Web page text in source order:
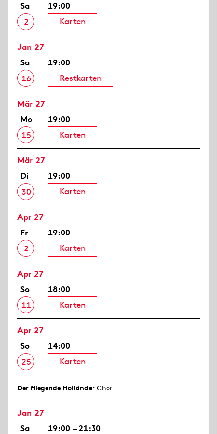
Sa
2
19:00
Karten
Jan 27
Sa
16
19:00
Restkarten
Mär 27
Mo
15
19:00
Karten
Mär 27
Di
30
19:00
Karten
Apr 27
Fr
2
19:00
Karten
Apr 27
So
11
18:00
Karten
Apr 27
So
25
14:00
Karten
Der fliegende Holländer Chor
Jan 27
Sa
19:00 – 21:30